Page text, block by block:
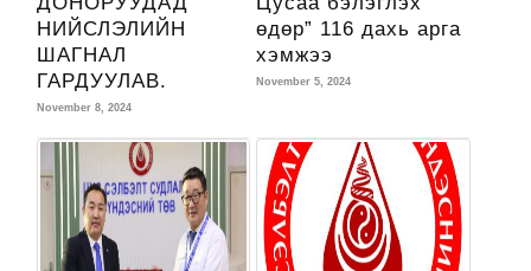
НИЙСЛЭЛИЙН
ШАГНАЛ
ГАРДУУЛАВ.
November 8, 2024
өдөр” 116 дахь арга
хэмжээ
November 5, 2024